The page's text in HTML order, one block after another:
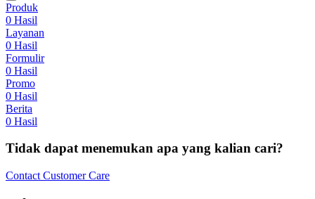
Produk
0 Hasil
Layanan
0 Hasil
Formulir
0 Hasil
Promo
0 Hasil
Berita
0 Hasil
Tidak dapat menemukan apa yang kalian cari?
Contact Customer Care